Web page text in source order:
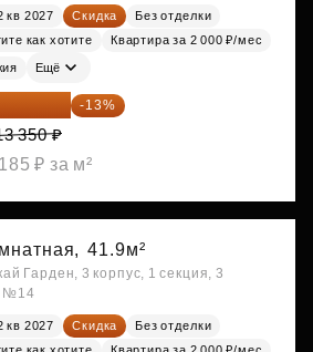
кв 2027 Скидка
Без отделки
как хотите
Квартира за 2 000 ₽/мес
Ещё
615 ₽ -13%
350 ₽
₽ за м²
41.9м²
Гарден, 3 корпус, 1 секция, 3
№14
кв 2027 Скидка
Без отделки